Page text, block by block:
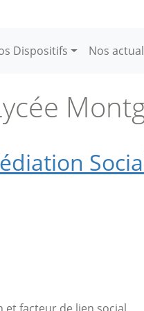
Dispositifs Nos